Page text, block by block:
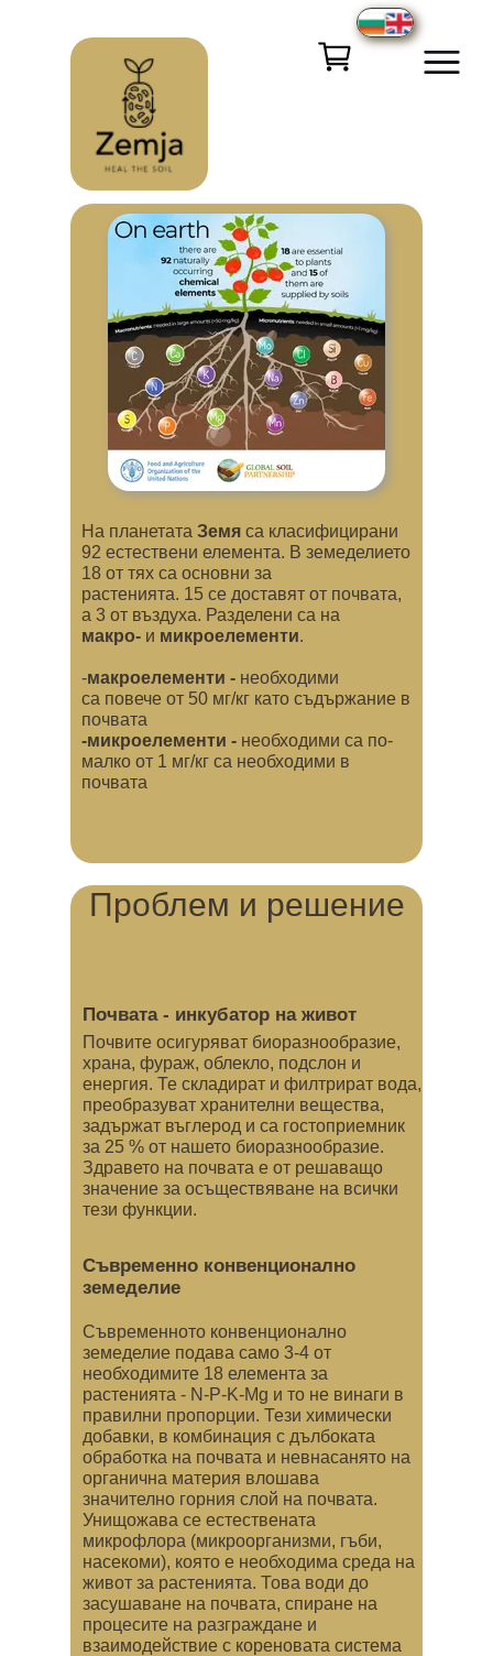
На планетата Земя са класифицирани
92 естествени елемента. В земеделието
18 от тях са основни за
растенията. 15 се доставят от почвата,
а 3 от въздуха. Разделени са на
макро- и микроелементи.
-макроелементи - необходими
са повече от 50 мг/кг като съдържание в
почвата
-микроелементи - необходими са по-
малко от 1 мг/кг са необходими в
почвата
Почвите осигуряват биоразнообразие,
храна, фураж, облекло, подслон и
енергия. Те складират и филтрират вода,
преобразуват хранителни вещества,
задържат въглерод и са гостоприемник
за 25 % от нашето биоразнообразие.
Здравето на почвата е от решаващо
значение за осъществяване на всички
тези функции.
Почвата - инкубатор на живот
Съвременното конвенционално
земеделие подава само 3-4 от
необходимите 18 елемента за
растенията - N-P-K-Mg и то не винаги в
правилни пропорции. Тези химически
добавки, в комбинация с дълбоката
обработка на почвата и невнасанято на
органична материя влошава
значително горния слой на почвата.
Унищожава се естествената
микрофлора (микроорганизми, гъби,
насекоми), която е необходима среда на
живот за растенията. Това води до
засушаване на почвата, спиране на
процесите на разграждане и
взаимодействие с кореновата система
Съвременно конвенционално
земеделие
Проблем и решение